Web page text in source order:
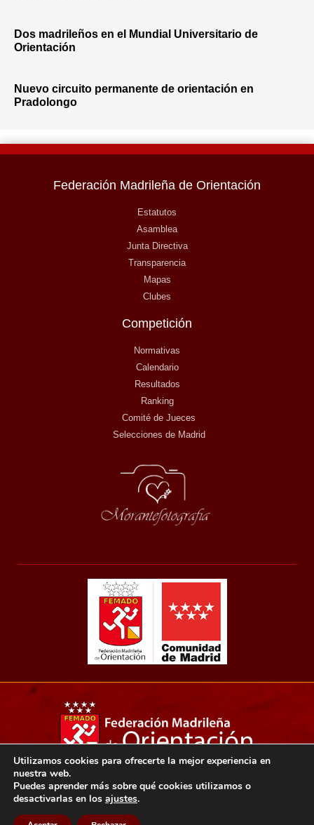
Dos madrileños en el Mundial Universitario de
Orientación
Nuevo circuito permanente de orientación en
Pradolongo
Federación Madrileña de Orientación
Estatutos
Asamblea
Junta Directiva
Transparencia
Mapas
Clubes
Competición
Normativas
Calendario
Resultados
Ranking
Comité de Jueces
Selecciones de Madrid
Copyright 2021© Federación madrileña de orientación.
Aviso legalPolítica de privacidad
Utilizamos cookies para ofrecerte la mejor experiencia en
nuestra web.
Puedes aprender más sobre qué cookies utilizamos o
desactivarlas en los ajustes.